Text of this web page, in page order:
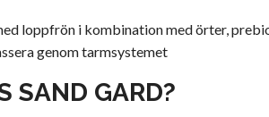
loppfrön i kombination med örter,
genom tarmsystemet
SAND GARD?